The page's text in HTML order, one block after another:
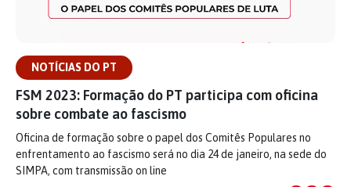
NOTÍCIAS DO PT
FSM 2023: Formação do PT participa com oficina
sobre combate ao fascismo
Oficina de formação sobre o papel dos Comitês Populares no
enfrentamento ao fascismo será no dia 24 de janeiro, na sede do
SIMPA, com transmissão on line